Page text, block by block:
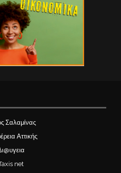
Σαλαμίνας
Αττικής
net